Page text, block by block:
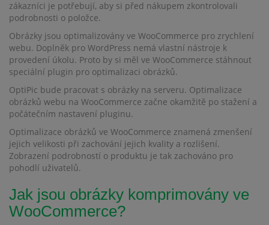
zákazníci je potřebují, aby si před nákupem zkontrolovali
podrobnosti o položce.
Obrázky jsou optimalizovány ve WooCommerce pro zrychlení
webu. Doplněk pro WordPress nemá vlastní nástroje k
provedení úkolu. Proto by si měl ve WooCommerce stáhnout
speciální plugin pro optimalizaci obrázků.
OptiPic bude pracovat s obrázky na serveru. Optimalizace
obrázků webu na WooCommerce začne okamžitě po stažení a
počátečním nastavení pluginu.
Optimalizace obrázků ve WooCommerce znamená zmenšení
jejich velikosti při zachování jejich kvality a rozlišení.
Zobrazení podrobností o produktu je tak zachováno pro
pohodlí uživatelů.
Jak jsou obrázky komprimovány ve
WooCommerce?